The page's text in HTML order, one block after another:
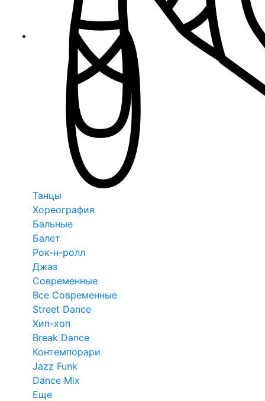
Танцы
Хореография
Бальные
Балет
Рок-н-ролл
Джаз
Современные
Все Современные
Street Dance
Хип-хоп
Break Dance
Контемпорари
Jazz Funk
Dance Mix
Еще